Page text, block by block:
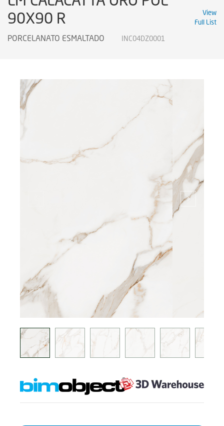
90X90 R
PORCELANATO ESMALTADO INC04DZ0001
View
Full List